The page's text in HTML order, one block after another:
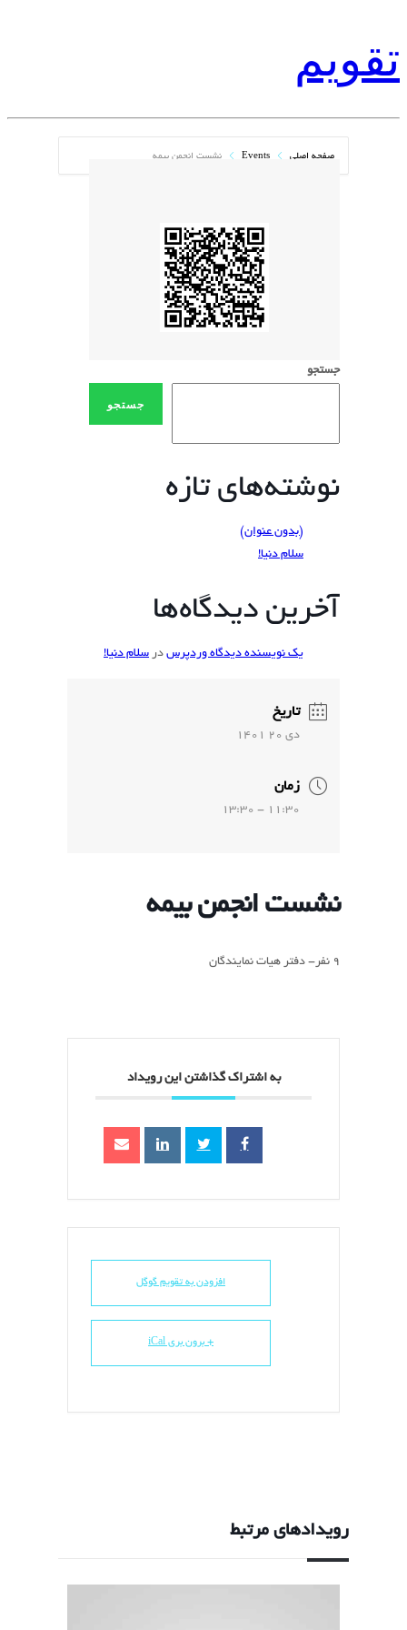
تقویم
صفحه اصلی Events نشست انجمن بیمه
جستجو
جستجو
نوشته‌های تازه
(بدون عنوان)
سلام دنیا!
آخرین دیدگاه‌ها
یک نویسنده دیدگاه وردپرس در سلام دنیا!
تاریخ
دي 20 1401
زمان
11:30 - 13:30
نشست انجمن بیمه
9 نفر- دفتر هیات نمایندگان
به اشتراک گذاشتن این رویداد
افزودن به تقویم گوگل
+ برون بری iCal
رویدادهای مرتبط